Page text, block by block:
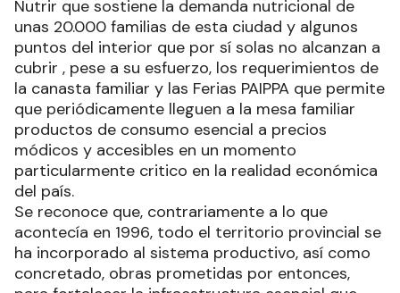
Nutrir que sostiene la demanda nutricional de
unas 20.000 familias de esta ciudad y algunos
puntos del interior que por sí solas no alcanzan a
cubrir , pese a su esfuerzo, los requerimientos de
la canasta familiar y las Ferias PAIPPA que permite
que periódicamente lleguen a la mesa familiar
productos de consumo esencial a precios
módicos y accesibles en un momento
particularmente critico en la realidad económica
del país.
Se reconoce que, contrariamente a lo que
acontecía en 1996, todo el territorio provincial se
ha incorporado al sistema productivo, así como
concretado, obras prometidas por entonces,